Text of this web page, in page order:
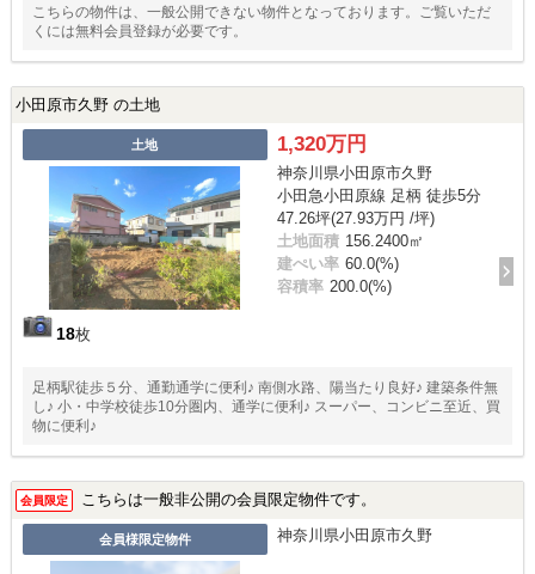
こちらの物件は、一般公開できない物件となっております。ご覧いただ
くには無料会員登録が必要です。
小田原市久野 の土地
土地
18枚
1,320万円
神奈川県小田原市久野
小田急小田原線 足柄 徒歩5分
47.26坪(27.93万円 /坪)
土地面積 156.2400㎡
建ぺい率 60.0(%)
容積率 200.0(%)
足柄駅徒歩５分、通勤通学に便利♪ 南側水路、陽当たり良好♪ 建築条件無
し♪ 小・中学校徒歩10分圏内、通学に便利♪ スーパー、コンビニ至近、買
物に便利♪
会員限定 こちらは一般非公開の会員限定物件です。
会員様限定物件 神奈川県小田原市久野